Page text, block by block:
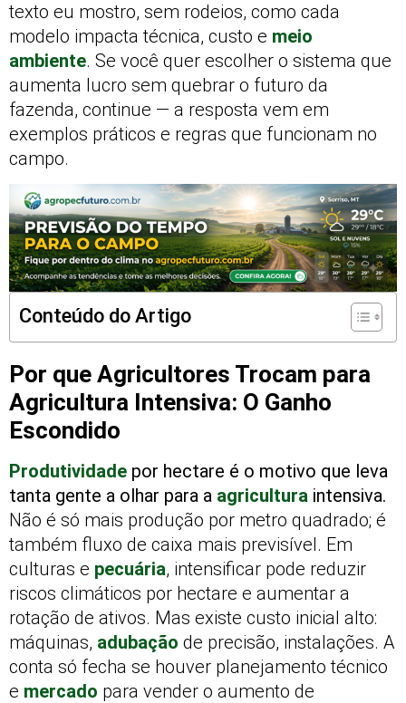
texto eu mostro, sem rodeios, como cada
modelo impacta técnica, custo e meio
ambiente. Se você quer escolher o sistema que
aumenta lucro sem quebrar o futuro da
fazenda, continue — a resposta vem em
exemplos práticos e regras que funcionam no
campo.
Conteúdo do Artigo
Por que Agricultores Trocam para
Agricultura Intensiva: O Ganho
Escondido
Produtividade por hectare é o motivo que leva
tanta gente a olhar para a agricultura intensiva.
Não é só mais produção por metro quadrado; é
também fluxo de caixa mais previsível. Em
culturas e pecuária, intensificar pode reduzir
riscos climáticos por hectare e aumentar a
rotação de ativos. Mas existe custo inicial alto:
máquinas, adubação de precisão, instalações. A
conta só fecha se houver planejamento técnico
e mercado para vender o aumento de